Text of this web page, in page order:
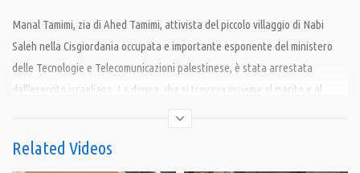
Manal Tamimi, zia di Ahed Tamimi, attivista del piccolo villaggio di Nabi
Saleh nella Cisgiordania occupata e importante esponente del ministero
delle Tecnologie e Telecomunicazioni palestinese, è stata arrestata
dall’esercito israeliano. La donna, che si trovava insieme al marito e al
resto della famiglia di fronte al carcere Ofer per manifestare contro
spiegazione.
Related Videos